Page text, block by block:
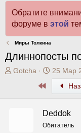
Обратите
форуме в этой
Миры Толкина
Длиннопосты
А
Gotcha
Д
а
а
ч
25 Мар
Первый
Deddok
Обитатель